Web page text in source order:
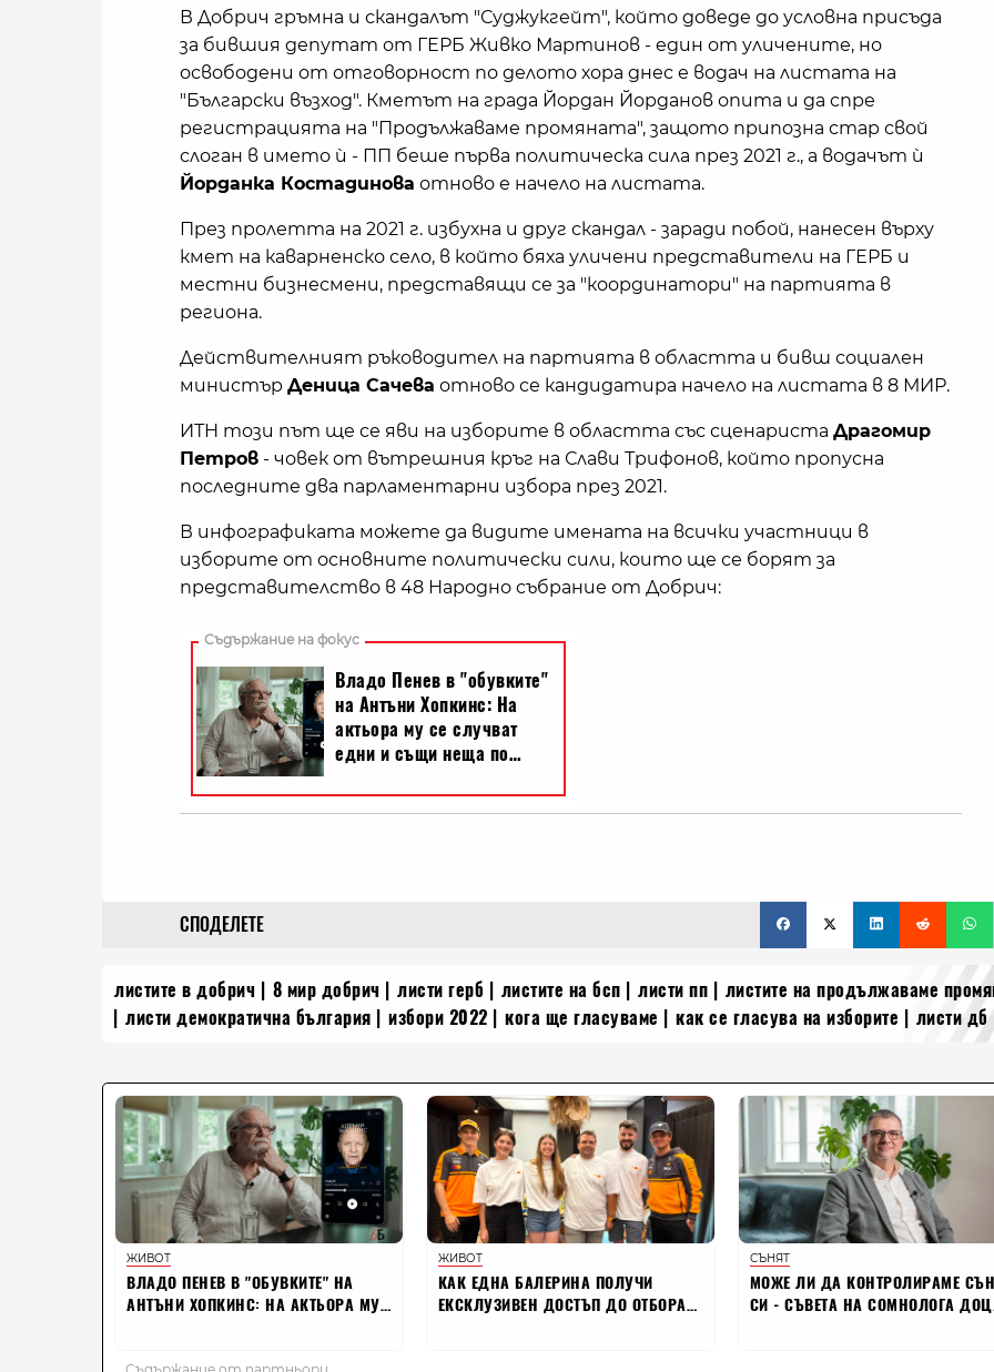
В Добрич гръмна и скандалът "Суджукгейт", който доведе до условна присъда
за бившия депутат от ГЕРБ Живко Мартинов - един от уличените, но
освободени от отговорност по делото хора днес е водач на листата на
"Български възход". Кметът на града Йордан Йорданов опита и да спре
регистрацията на "Продължаваме промяната", защото припозна стар свой
слоган в името ѝ - ПП беше първа политическа сила през 2021 г., а водачът ѝ
Йорданка Костадинова отново е начело на листата.
През пролетта на 2021 г. избухна и друг скандал - заради побой, нанесен върху
кмет на каварненско село, в който бяха уличени представители на ГЕРБ и
местни бизнесмени, представящи се за "координатори" на партията в
региона.
Действителният ръководител на партията в областта и бивш социален
министър Деница Сачева отново се кандидатира начело на листата в 8 МИР.
ИТН този път ще се яви на изборите в областта със сценариста Драгомир
Петров - човек от вътрешния кръг на Слави Трифонов, който пропусна
последните два парламентарни избора през 2021.
В инфографиката можете да видите имената на всички участници в
изборите от основните политически сили, които ще се борят за
представителство в 48 Народно събрание от Добрич:
СПОДЕЛЕТЕ
листите в добрич 8 мир добрич листи герб листите на бсп листи пп
листите на продължаваме
листи демократична българия
избори 2022 кога ще гласуваме как се гласува на изборите листи дб